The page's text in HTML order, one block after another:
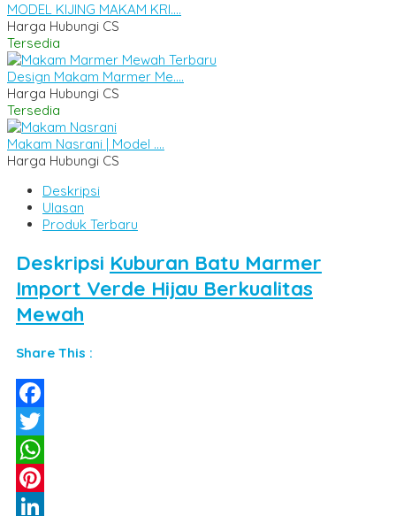
MODEL KIJING MAKAM KRI....
Harga Hubungi CS
Tersedia
Design Makam Marmer Me....
Harga Hubungi CS
Tersedia
Makam Nasrani | Model ....
Harga Hubungi CS
Deskripsi
Ulasan
Produk Terbaru
Deskripsi Kuburan Batu Marmer
Import Verde Hijau Berkualitas
Mewah
Share This :
Facebook
Twitter
WhatsApp
Pinterest